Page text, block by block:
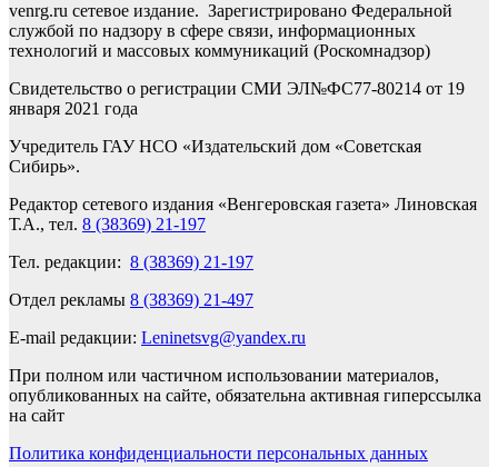
venrg.ru сетевое издание. Зарегистрировано Федеральной
службой по надзору в сфере связи, информационных
технологий и массовых коммуникаций (Роскомнадзор)
Свидетельство о регистрации СМИ ЭЛ№ФС77-80214 от 19
января 2021 года
Учредитель ГАУ НСО «Издательский дом «Советская
Сибирь».
Редактор сетевого издания «Венгеровская газета» Линовская
Т.А., тел. 8 (38369) 21-197
Тел. редакции: 8 (38369) 21-197
Отдел рекламы 8 (38369) 21-497
E-mail редакции: Leninetsvg@yandex.ru
При полном или частичном использовании материалов,
опубликованных на сайте, обязательна активная гиперссылка
на сайт
Политика конфиденциальности персональных данных